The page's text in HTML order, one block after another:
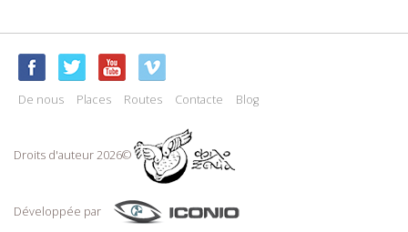
De nous Places Routes Contacte Blog
Droits d'auteur 2026©
Développée par